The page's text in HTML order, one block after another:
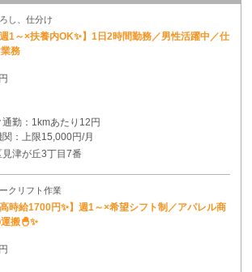
し、仕分け
週1～×扶養内OK✨】1日2時間勤務／男性活躍中／仕
務
勤：1kmあたり12円
：上限15,000円/月
津が丘3丁目7番
クリフト作業
高時給1700円✨】週1～×希望シフト制／アパレル商
搬🐣✨